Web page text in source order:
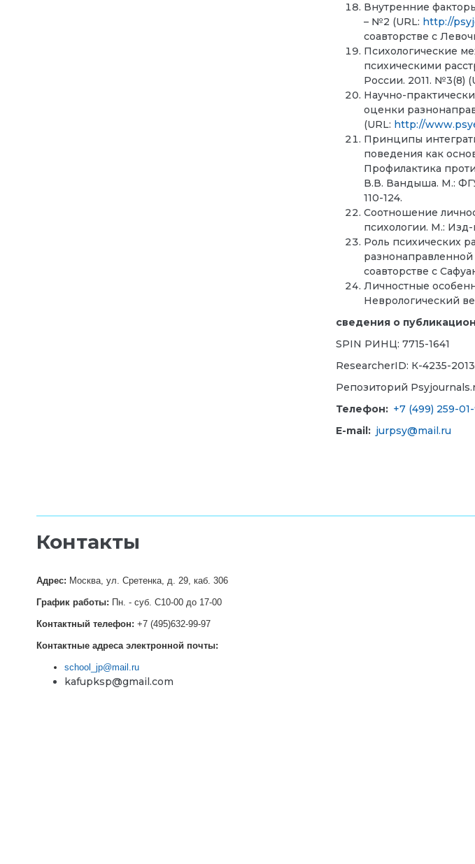
Внутренние
– №2 (URL: http://
соавторстве с
Психологические
психическими
России. 2011. №3(8)
Научно-
оценки
(URL: http://
Принципы
поведения как
Профилактика
В.В. Вандыша. М.:
110-124.
Соотношение
психологии. М.:
Роль психических
соавторстве с
Личностные
Неврологический
сведения о
SPIN РИНЦ: 7715-1641
ResearcherID: К-4235-2013
Репозиторий
Телефон: +7 (499) 259-
E-mail: jurpsy@mail.ru
Контакты
Адрес: Москва, ул. Сретенка, д. 29, каб. 306
График работы: Пн. - суб. С10-00 до 17-00
Контактный телефон: +7 (495)632-99-97
Контактные адреса электронной почты:
school_jp@mail.ru
kafupksp@gmail.com